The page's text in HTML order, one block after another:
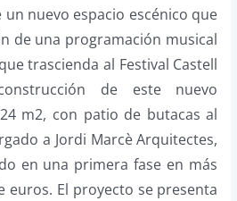
nuevo espacio escénico que
de una programación musical
trascienda al Festival Castell
de este nuevo
m2, con patio de butacas al
a Jordi Marcè Arquitectes,
en una primera fase en más
euros. El proyecto se presenta